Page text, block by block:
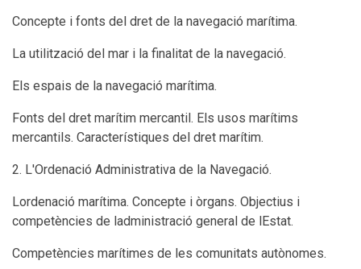
Concepte i fonts del dret de la navegació marítima.
La utilització del mar i la finalitat de la navegació.
Els espais de la navegació marítima.
Fonts del dret marítim mercantil. Els usos marítims
mercantils. Característiques del dret marítim.
2. L'Ordenació Administrativa de la Navegació.
Lordenació marítima. Concepte i òrgans. Objectius i
competències de ladministració general de lEstat.
Competències marítimes de les comunitats autònomes.